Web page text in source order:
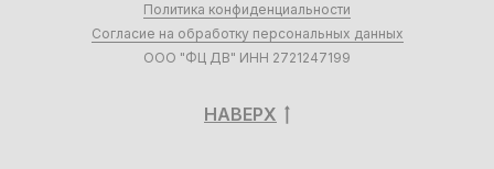
Политика конфиденциальности
Согласие на обработку персональных данных
ООО "ФЦ ДВ" ИНН 2721247199
НАВЕРХ